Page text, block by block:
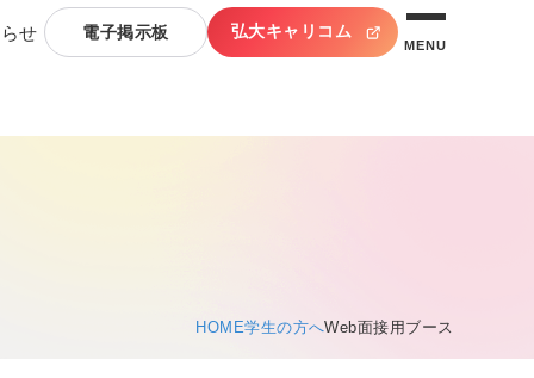
せ 電子掲示板 弘大キャリコム
MENU
HOME学生の方へWeb面接用ブース